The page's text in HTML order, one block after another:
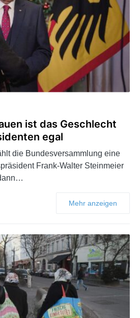
ist das Geschlecht
egal
die Bundesversammlung eine
Frank-Walter Steinmeier
Mehr anzeigen